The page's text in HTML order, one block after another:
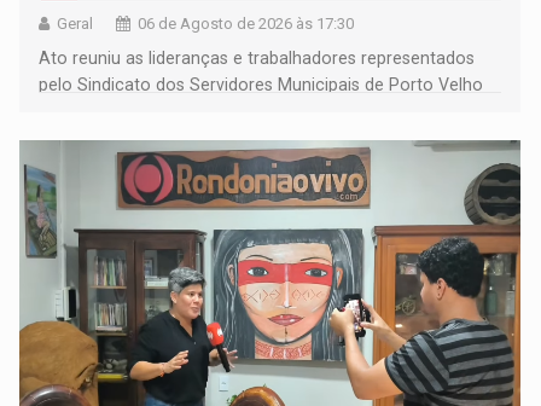
Geral 06 de Agosto de 2026 às 17:30
Ato reuniu as lideranças e trabalhadores representados
pelo Sindicato dos Servidores Municipais de Porto Velho